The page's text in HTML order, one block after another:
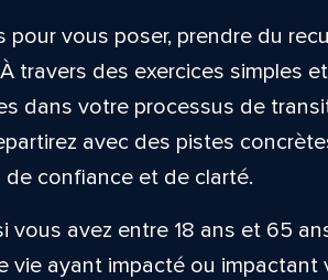
vous poser, prendre du
travers des exercices simples
dans votre processus de
avec des pistes
confiance et de clarté.
vous avez entre 18 ans et 65
vie ayant impacté ou impactant